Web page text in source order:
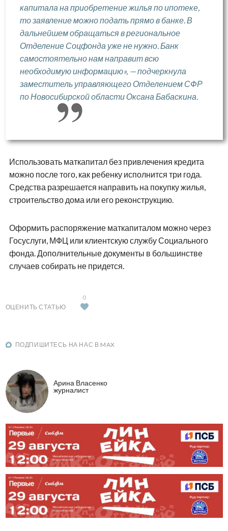
капитала на приобретение жилья по ипотеке,
то заявление можно подать прямо в банке. В
дальнейшем обращаться в региональное
Отделение Соцфонда уже не нужно. Банк
самостоятельно нам направит всю
необходимую информацию», — подчеркнула
заместитель управляющего Отделением СФР
по Новосибирской области Оксана Бабаскина.
Использовать маткапитал без привлечения кредита
можно после того, как ребенку исполнится три года.
Средства разрешается направить на покупку жилья,
строительство дома или его реконструкцию.
Оформить распоряжение маткапиталом можно через
Госуслуги, МФЦ или клиентскую службу Социального
фонда. Дополнительные документы в большинстве
случаев собирать не придется.
ОЦЕНИТЬ СТАТЬЮ
0
ПОДПИШИТЕСЬ НА НАС В MAX
Арина Власенко
журналист